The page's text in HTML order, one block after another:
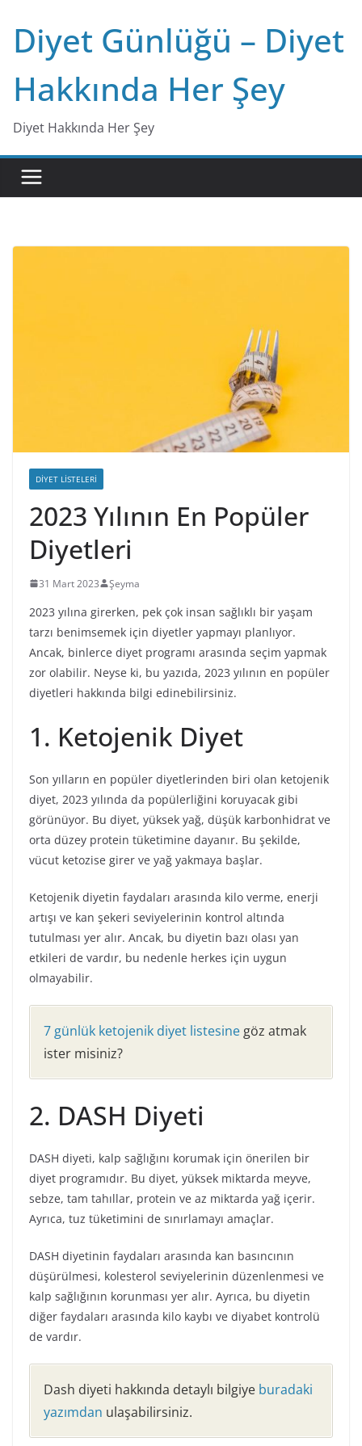
content
Diyet Günlüğü – Diyet
Hakkında Her Şey
Diyet Hakkında Her Şey
DIYET LISTELERI
2023 Yılının En Popüler
Diyetleri
31 Mart 2023 Şeyma
2023 yılına girerken, pek çok insan sağlıklı bir yaşam
tarzı benimsemek için diyetler yapmayı planlıyor.
Ancak, binlerce diyet programı arasında seçim yapmak
zor olabilir. Neyse ki, bu yazıda, 2023 yılının en popüler
diyetleri hakkında bilgi edinebilirsiniz.
1. Ketojenik Diyet
Son yılların en popüler diyetlerinden biri olan ketojenik
diyet, 2023 yılında da popülerliğini koruyacak gibi
görünüyor. Bu diyet, yüksek yağ, düşük karbonhidrat ve
orta düzey protein tüketimine dayanır. Bu şekilde,
vücut ketozise girer ve yağ yakmaya başlar.
Ketojenik diyetin faydaları arasında kilo verme, enerji
artışı ve kan şekeri seviyelerinin kontrol altında
tutulması yer alır. Ancak, bu diyetin bazı olası yan
etkileri de vardır, bu nedenle herkes için uygun
olmayabilir.
7 günlük ketojenik diyet listesine göz atmak
ister misiniz?
2. DASH Diyeti
DASH diyeti, kalp sağlığını korumak için önerilen bir
diyet programıdır. Bu diyet, yüksek miktarda meyve,
sebze, tam tahıllar, protein ve az miktarda yağ içerir.
Ayrıca, tuz tüketimini de sınırlamayı amaçlar.
DASH diyetinin faydaları arasında kan basıncının
düşürülmesi, kolesterol seviyelerinin düzenlenmesi ve
kalp sağlığının korunması yer alır. Ayrıca, bu diyetin
diğer faydaları arasında kilo kaybı ve diyabet kontrolü
de vardır.
Dash diyeti hakkında detaylı bilgiye buradaki
yazımdan ulaşabilirsiniz.